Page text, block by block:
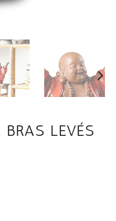
LEVÉS